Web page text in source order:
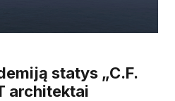
statys „C.F.
architektai